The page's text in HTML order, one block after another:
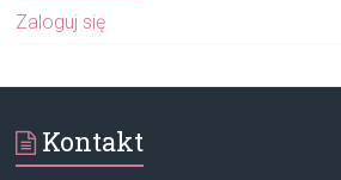
Zaloguj się
Kontakt